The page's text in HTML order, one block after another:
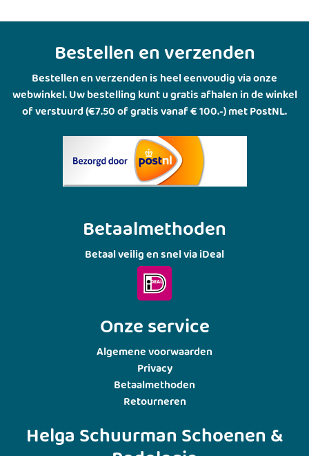
Bestellen en verzenden
Bestellen en verzenden is heel eenvoudig via onze
webwinkel. Uw bestelling kunt u gratis afhalen in de winkel
of verstuurd (€7.50 of gratis vanaf € 100.-) met PostNL.
Betaalmethoden
Betaal veilig en snel via iDeal
Onze service
Algemene voorwaarden
Privacy
Betaalmethoden
Retourneren
Helga Schuurman Schoenen &